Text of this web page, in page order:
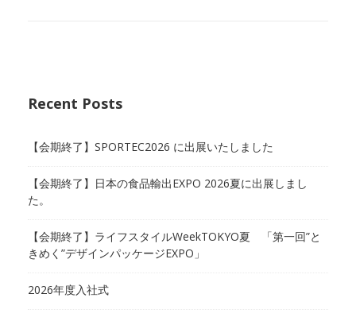
Recent Posts
【会期終了】SPORTEC2026 に出展いたしました
【会期終了】日本の食品輸出EXPO 2026夏に出展しまし
た。
【会期終了】ライフスタイルWeekTOKYO夏 「第一回”と
きめく”デザインパッケージEXPO」
2026年度入社式